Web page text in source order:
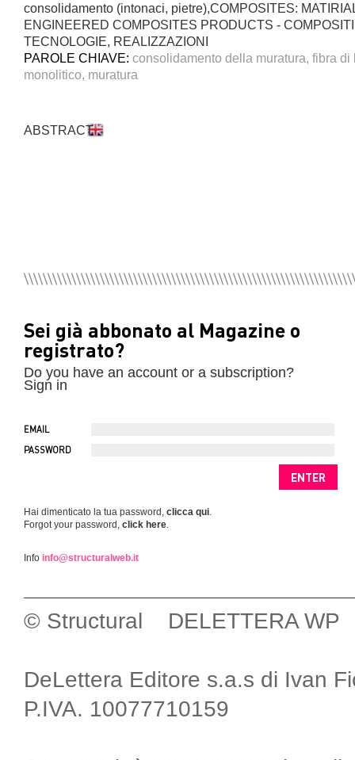
consolidamento (intonaci, pietre),COMPOSITES:
ENGINEERED COMPOSITES PRODUCTS -
TECNOLOGIE, REALIZZAZIONI
PAROLE CHIAVE: consolidamento della muratura, fibra di
monolitico, muratura
ABSTRACT
Sei già abbonato al Magazine o
registrato?
Do you have an account or a subscription?
Sign in
EMAIL
PASSWORD
Hai dimenticato la tua password, clicca qui.
Forgot your password, click here.
Info info@structuralweb.it
© Structural DELETTERA WP
DeLettera Editore s.a.s di Ivan
P.IVA. 10077710159